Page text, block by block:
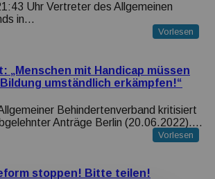
Uhr Vertreter des Allgemeinen
in…
Vorlesen
„Menschen mit Handicap müssen
umständlich erkämpfen!“
Behindertenverband kritisiert
Anträge Berlin (20.06.2022).…
Vorlesen
stoppen! Bitte teilen!